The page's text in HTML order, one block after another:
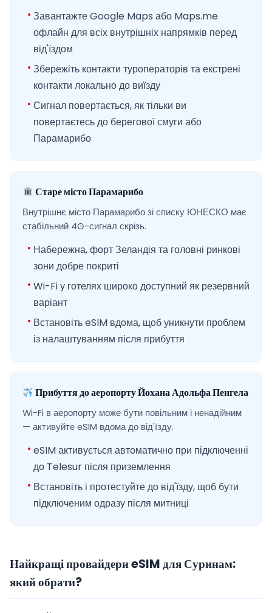
Завантажте Google Maps або Maps.me
офлайн для всіх внутрішніх напрямків перед
від'їздом
Збережіть контакти туроператорів та екстрені
контакти локально до виїзду
Сигнал повертається, як тільки ви
повертаєтесь до берегової смуги або
Парамарибо
Старе місто Парамарибо
Внутрішнє місто Парамарибо зі списку ЮНЕСКО має
стабільний 4G-сигнал скрізь.
Набережна, форт Зеландія та головні ринкові
зони добре покриті
Wi-Fi у готелях широко доступний як резервний
варіант
Встановіть eSIM вдома, щоб уникнути проблем
із налаштуванням після прибуття
Прибуття до аеропорту Йохана Адольфа Пенгела
Wi-Fi в аеропорту може бути повільним і ненадійним
— активуйте eSIM вдома до від'їзду.
eSIM активується автоматично при підключенні
до Telesur після приземлення
Встановіть і протестуйте до від'їзду, щоб бути
підключеним одразу після митниці
Найкращі провайдери eSIM для Суринам:
який обрати?